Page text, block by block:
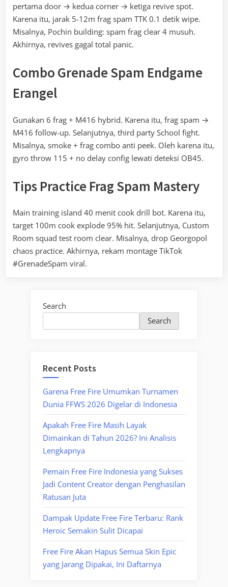
pertama door → kedua corner → ketiga revive spot.
Karena itu, jarak 5-12m frag spam TTK 0.1 detik wipe.
Misalnya, Pochin building: spam frag clear 4 musuh.
Akhirnya, revives gagal total panic.
Combo Grenade Spam Endgame
Erangel
Gunakan 6 frag + M416 hybrid. Karena itu, frag spam →
M416 follow-up. Selanjutnya, third party School fight.
Misalnya, smoke + frag combo anti peek. Oleh karena itu,
gyro throw 115 + no delay config lewati deteksi OB45.
Tips Practice Frag Spam Mastery
Main training island 40 menit cook drill bot. Karena itu,
target 100m cook explode 95% hit. Selanjutnya, Custom
Room squad test room clear. Misalnya, drop Georgopol
chaos practice. Akhirnya, rekam montage TikTok
#GrenadeSpam viral.
Search
Search
Recent Posts
Garena Free Fire Umumkan Turnamen
Dunia FFWS 2026 Digelar di Indonesia
Apakah Free Fire Masih Layak
Dimainkan di Tahun 2026? Ini Analisis
Lengkapnya
Pemain Free Fire Indonesia yang Sukses
Jadi Content Creator dengan Penghasilan
Ratusan Juta
Dampak Update Free Fire Terbaru: Rank
Heroic Semakin Sulit Dicapai
Free Fire Akan Hapus Semua Skin Epic
yang Jarang Dipakai, Ini Daftarnya